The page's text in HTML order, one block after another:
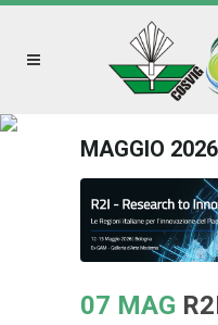
MAGGIO 2026
07 MAG